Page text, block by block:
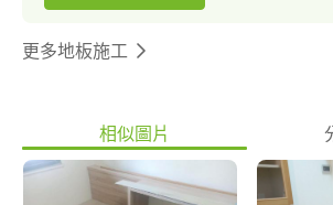
更多地板施工
相似圖片